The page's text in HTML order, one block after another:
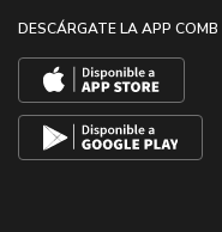
DESCÁRGATE LA APP COMB